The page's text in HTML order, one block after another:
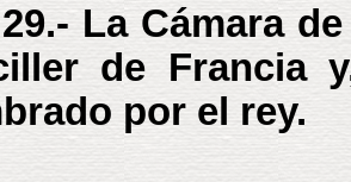
La Cámara
de Francia
por el rey.